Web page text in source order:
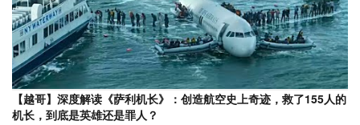
【越哥】深度解读《萨利机长》：创造航空史上奇迹，救了155人的
机长，到底是英雄还是罪人？